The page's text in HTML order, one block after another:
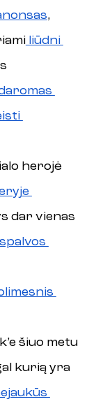
,
liūdni
herojė
dar vienas
šiuo metu
kurią yra